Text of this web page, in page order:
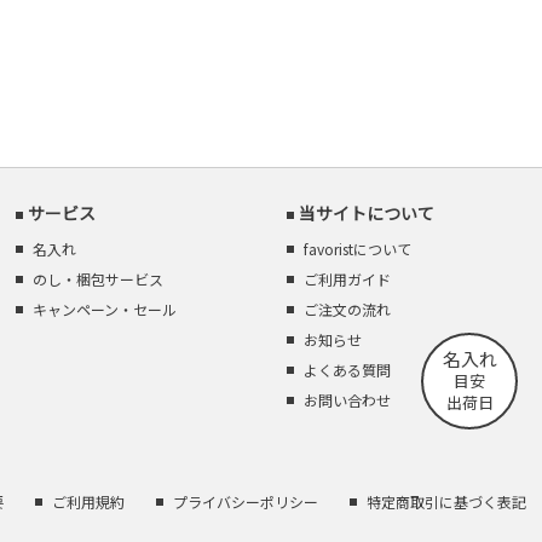
サービス
名入れ
のし・梱包サービス
キャンペーン・セール
当サイトについて
favoristについて
ご利用ガイド
ご注文の流れ
お知らせ
よくある質問
お問い合わせ
ご利用規約 プライバシーポリシー 特定商取引に基づく表記
名入れ
目安
出荷日